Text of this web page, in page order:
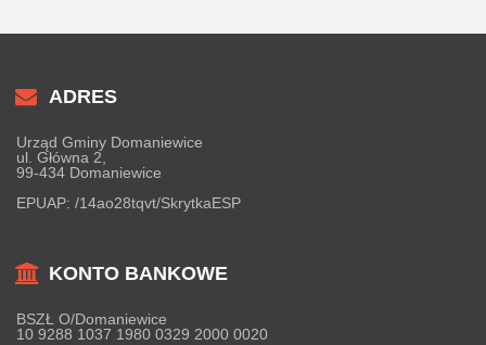
ADRES
Urząd Gminy Domaniewice
ul. Główna 2,
99-434 Domaniewice
EPUAP: /14ao28tqvt/SkrytkaESP
KONTO BANKOWE
BSZŁ O/Domaniewice
10 9288 1037 1980 0329 2000 0020